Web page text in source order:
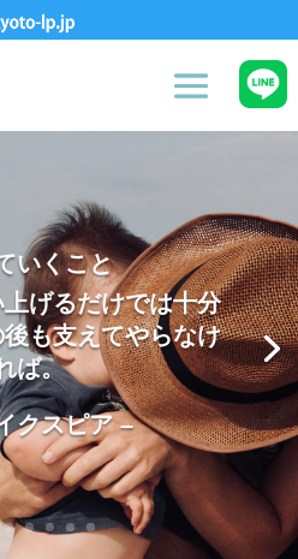
いくこと
げるだけでは十分
も支えてやらなけ
ば。
クスピア –